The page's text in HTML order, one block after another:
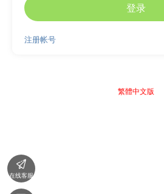
登录
注册帐号
繁體中文版

在线客服